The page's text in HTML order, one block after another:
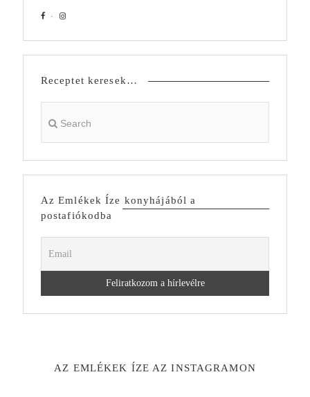
Receptet keresek…
Az Emlékek Íze konyhájából a
postafiókodba
AZ EMLÉKEK ÍZE AZ INSTAGRAMON